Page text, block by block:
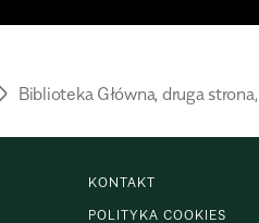
Biblioteka Główna, druga strona,
KONTAKT
POLITYKA COOKIES